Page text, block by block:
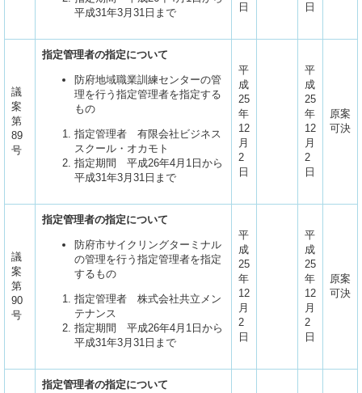
平成31年3月31日まで
日 日
議
案
第
89
号
指定管理者の指定について
防府地域職業訓練センターの管
理を行う指定管理者を指定する
もの
指定管理者 有限会社ビジネス
スクール・オカモト
指定期間 平成26年4月1日から
平成31年3月31日まで
平
成
25
年
12
月
2
日
平
成
25
年
12
月
2
日
原案
可決
議
案
第
90
号
指定管理者の指定について
防府市サイクリングターミナル
の管理を行う指定管理者を指定
するもの
指定管理者 株式会社共立メン
テナンス
指定期間 平成26年4月1日から
平成31年3月31日まで
平
成
25
年
12
月
2
日
平
成
25
年
12
月
2
日
原案
可決
指定管理者の指定について